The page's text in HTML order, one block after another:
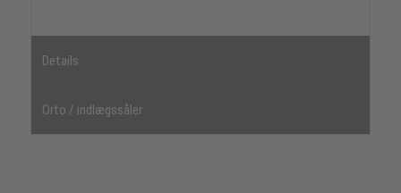
Details
Orto / indlægssåler